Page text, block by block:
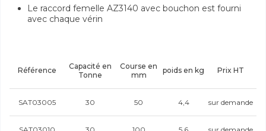
Le raccord femelle AZ3140 avec bouchon est fourni
avec chaque vérin
Référence
Capacité en
Tonne
Course en
mm
poids en kg Prix HT
SAT03005 30 50 4,4 sur demande